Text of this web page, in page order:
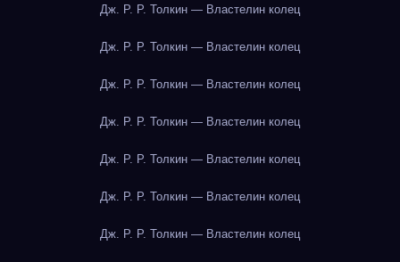
Дж. Р. Р. Толкин — Властелин колец
Дж. Р. Р. Толкин — Властелин колец
Дж. Р. Р. Толкин — Властелин колец
Дж. Р. Р. Толкин — Властелин колец
Дж. Р. Р. Толкин — Властелин колец
Дж. Р. Р. Толкин — Властелин колец
Дж. Р. Р. Толкин — Властелин колец